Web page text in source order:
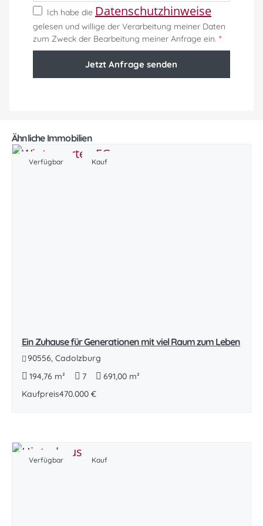
Ich habe die Datenschutzhinweise
gelesen und willige der Verarbeitung meiner Daten
zum Zweck der Bearbeitung meiner Anfrage ein. *
Jetzt Anfrage senden
Ähnliche Immobilien
Verfügbar Kauf
Ein Zuhause für Generationen mit viel Raum zum Leben
90556, Cadolzburg
194,76 m²
7
691,00 m²
Kaufpreis470.000 €
Verfügbar Kauf